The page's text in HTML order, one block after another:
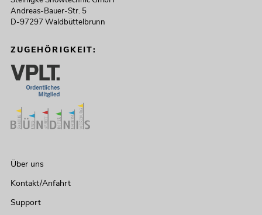
Andreas-Bauer-Str. 5
D-97297 Waldbüttelbrunn
ZUGEHÖRIGKEIT:
Über uns
Kontakt/Anfahrt
Support